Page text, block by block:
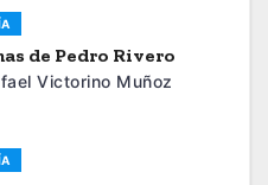
de Pedro Rivero
Victorino Muñoz